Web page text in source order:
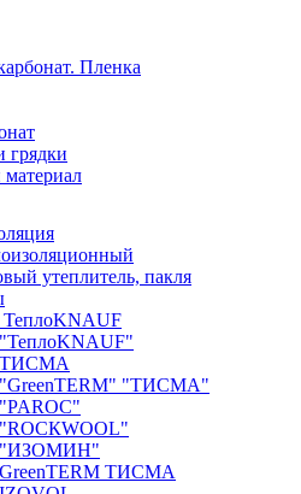
Пленка
грядки
утеплитель, пакля
ТИСМА
"GreenTERM" "ТИСМА"
"ИЗОМИН"
ТИСМА